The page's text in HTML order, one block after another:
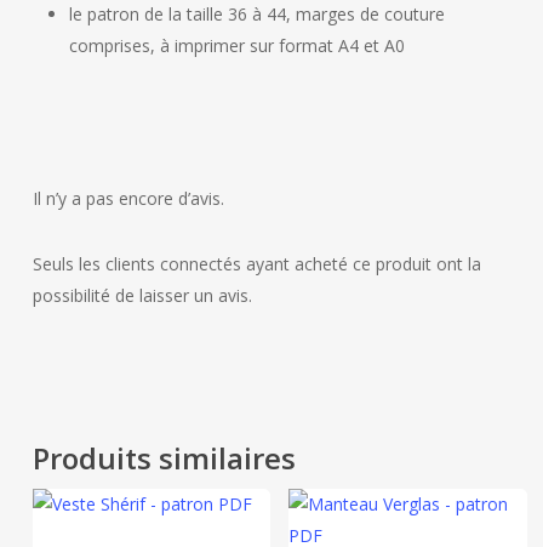
le patron de la taille 36 à 44, marges de couture
comprises, à imprimer sur format A4 et A0
Il n’y a pas encore d’avis.
Seuls les clients connectés ayant acheté ce produit ont la
possibilité de laisser un avis.
Produits similaires